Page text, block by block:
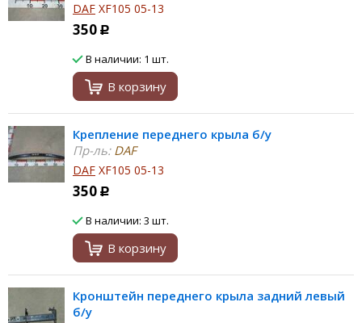
DAF XF105 05-13
350 Р
В наличии: 1 шт.
В корзину
Крепление переднего крыла б/у
Пр-ль:DAF
DAF XF105 05-13
350 Р
В наличии: 3 шт.
В корзину
Кронштейн переднего крыла задний левый
б/у